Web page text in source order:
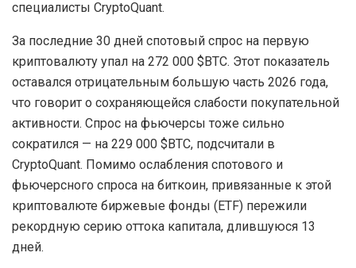
специалисты CryptoQuant.
За последние 30 дней спотовый спрос на первую
криптовалюту упал на 272 000 $BTC. Этот показатель
оставался отрицательным большую часть 2026 года,
что говорит о сохраняющейся слабости покупательной
активности. Спрос на фьючерсы тоже сильно
сократился — на 229 000 $BTC, подсчитали в
CryptoQuant. Помимо ослабления спотового и
фьючерсного спроса на биткоин, привязанные к этой
криптовалюте биржевые фонды (ETF) пережили
рекордную серию оттока капитала, длившуюся 13
дней.